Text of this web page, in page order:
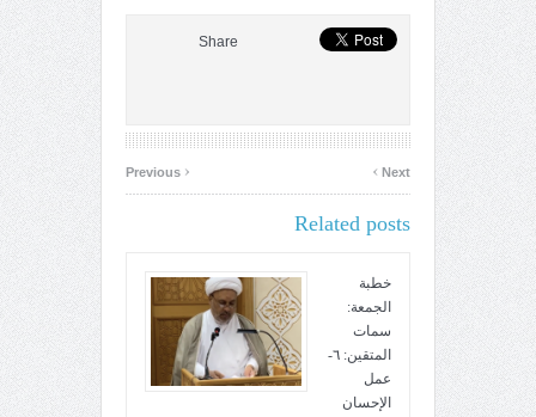
Share
‹ Next
›
Related posts
خطبة
الجمعة:
سمات
المتقين: ٦-
عمل
الإحسان